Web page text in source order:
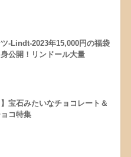
ツ-Lindt-2023年15,000円の福袋
公開！リンドール大量
】宝石みたいなチョコレート＆
コ特集